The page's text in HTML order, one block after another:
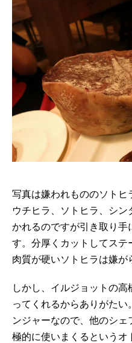
写真は嫌われもののソトヒ
ウチヒラ、ソトヒラ、シ
かれるのですが引き取り
す。分厚くカットしてステ
肉質が硬いソトヒラは嫌が
しかし、イルジョットの
ってくれるからありがた
ンジャーなので、他のシ
極的に使いまくるというオ